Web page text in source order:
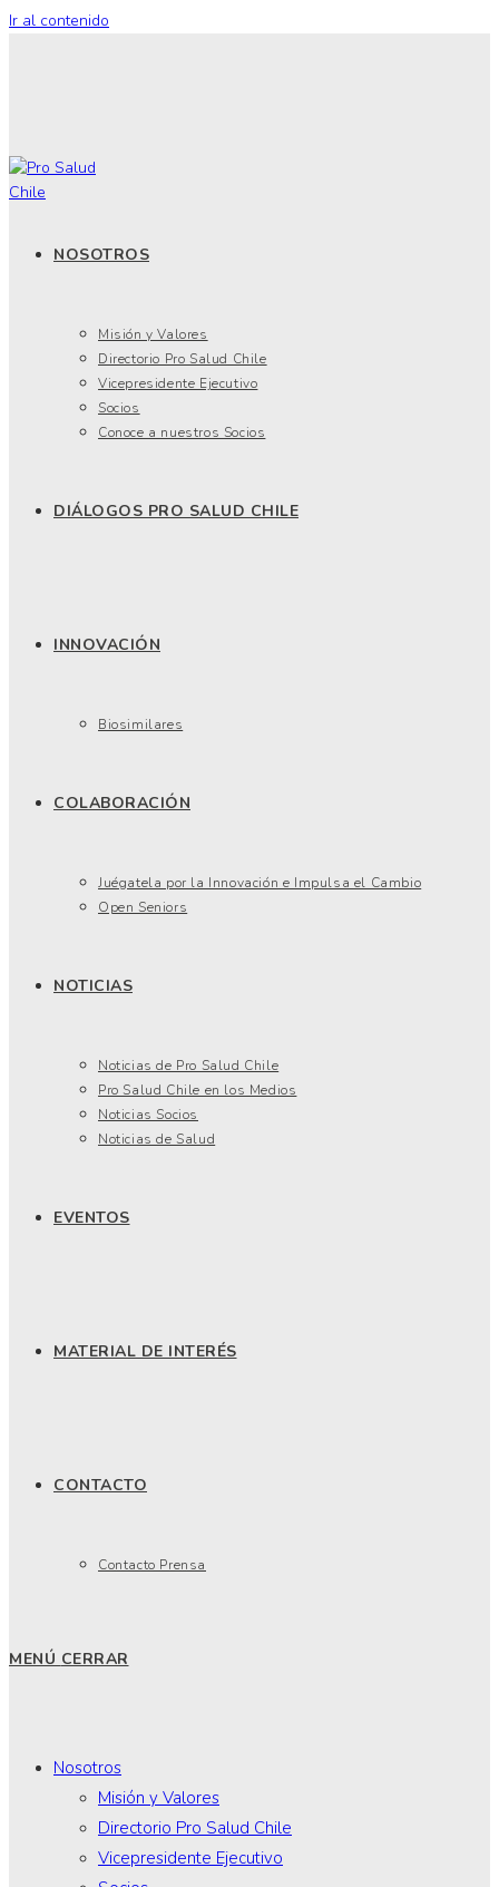
Ir al contenido
NOSOTROS
Misión y Valores
Directorio Pro Salud Chile
Vicepresidente Ejecutivo
Socios
Conoce a nuestros Socios
DIÁLOGOS PRO SALUD CHILE
INNOVACIÓN
Biosimilares
COLABORACIÓN
Juégatela por la Innovación e Impulsa el Cambio
Open Seniors
NOTICIAS
Noticias de Pro Salud Chile
Pro Salud Chile en los Medios
Noticias Socios
Noticias de Salud
EVENTOS
MATERIAL DE INTERÉS
CONTACTO
Contacto Prensa
MENÚ CERRAR
Nosotros
Misión y Valores
Directorio Pro Salud Chile
Vicepresidente Ejecutivo